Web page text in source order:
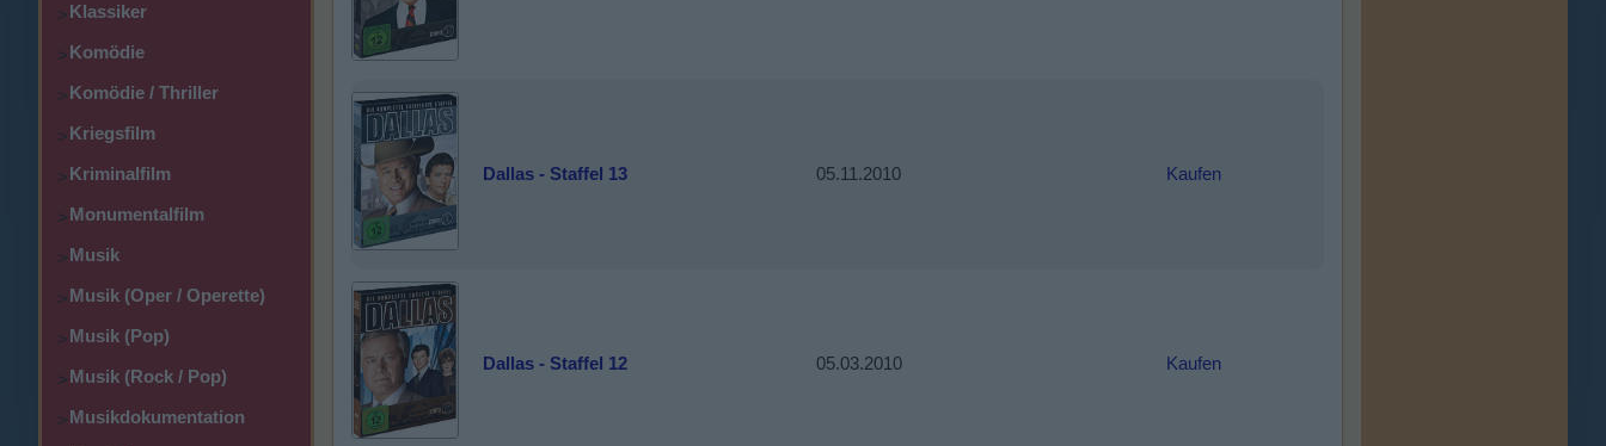
>Klassiker
>Komödie
>Komödie / Thriller
>Kriegsfilm
>Kriminalfilm
>Monumentalfilm
>Musik
>Musik (Oper / Operette)
>Musik (Pop)
>Musik (Rock / Pop)
>Musikdokumentation
Dallas - Staffel 13 05.11.2010 Kaufen
Dallas - Staffel 12 05.03.2010 Kaufen